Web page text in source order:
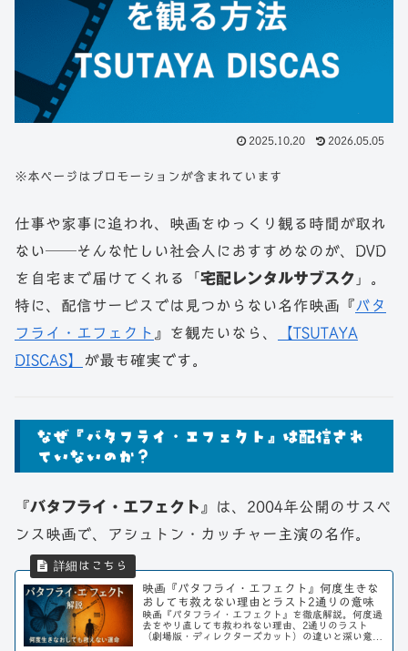
2025.10.20 2026.05.05
※本ページはプロモーションが含まれています
仕事や家事に追われ、映画をゆっくり観る時間が取れ
ない──そんな忙しい社会人におすすめなのが、DVD
を自宅まで届けてくれる「 宅配レンタルサブスク 」。
特に、配信サービスでは見つからない名作映画『バタ
フライ・エフェクト 』を観たいなら、
【TSUTAYA
DISCAS】
が最も確実です。
なぜ『バタフライ・エフェクト』は配信され
ていないのか？
『バタフライ・エフェクト 』は、2004年公開のサスペ
ンス映画で、アシュトン・カッチャー主演の名作。
映画『バタフライ・エフェクト』何度生きな
おしても救えない理由とラスト2通りの意味
映画『バタフライ・エフェクト』を徹底解説。何度過
去をやり直しても救われない理由、2通りのラスト
（劇場版・ディレクターズカット）の違いと深い意味